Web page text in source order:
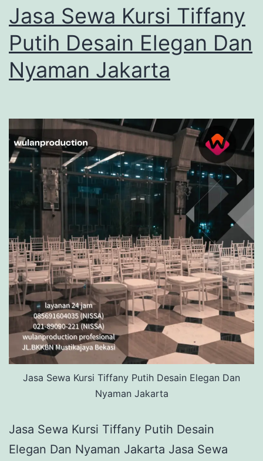
Jasa Sewa Kursi Tiffany
Putih Desain Elegan Dan
Nyaman Jakarta
Jasa Sewa Kursi Tiffany Putih Desain Elegan Dan
Nyaman Jakarta
Jasa Sewa Kursi Tiffany Putih Desain
Elegan Dan Nyaman Jakarta Jasa Sewa